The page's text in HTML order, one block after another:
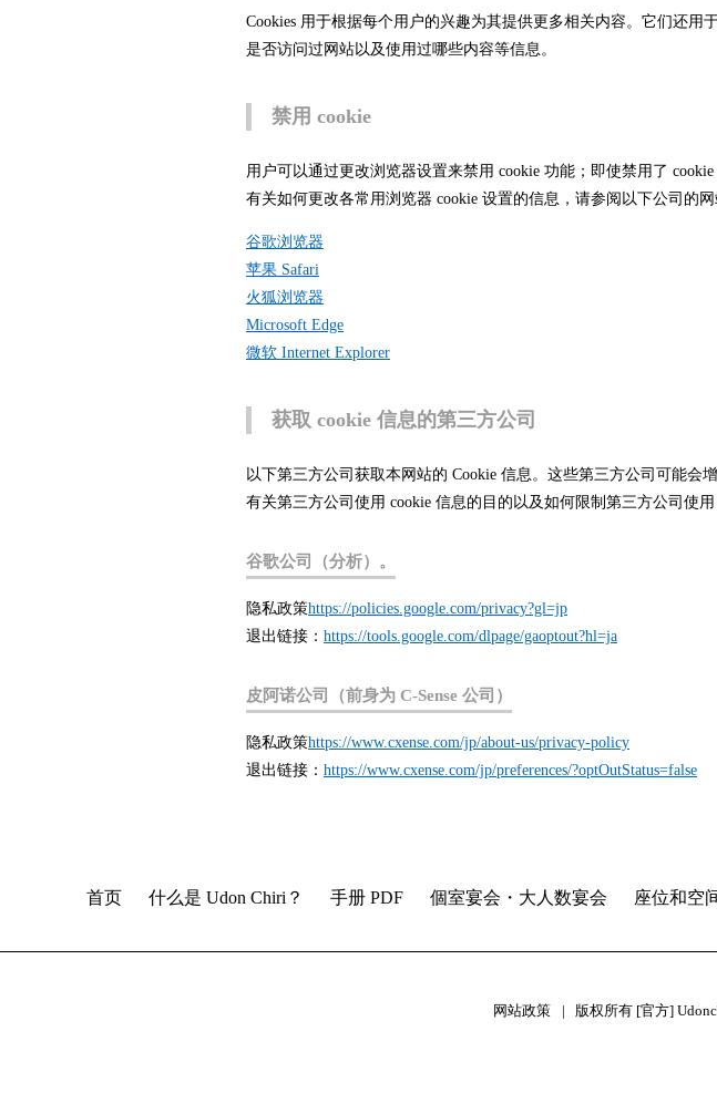
Cookies 用于根据每个用户的兴趣为其提供更多相关内容。它们还
是否访问过网站以及使用过哪些内容等信息。
禁用 cookie
用户可以通过更改浏览器设置来禁用 cookie 功能；即使禁用了
有关如何更改各常用浏览器 cookie 设置的信息，请参阅以下公司的网
谷歌浏览器
苹果 Safari
火狐浏览器
Microsoft Edge
微软 Internet Explorer
获取 cookie 信息的第三方公司
以下第三方公司获取本网站的 Cookie 信息。这些第三方公司可能会
有关第三方公司使用 cookie 信息的目的以及如何限制第三方公司使
谷歌公司（分析）。
隐私政策https://policies.google.com/privacy?gl=jp
退出链接： https://tools.google.com/dlpage/gaoptout?hl=ja
皮阿诺公司（前身为 C-Sense 公司）
隐私政策https://www.cxense.com/jp/about-us/privacy-policy
退出链接： https://www.cxense.com/jp/preferences/?optOutStatus=false
首页 什么是 Udon Chiri？ 手册 PDF 個室宴会・大人数宴会 座位和空
网站政策 版权所有 [官方]